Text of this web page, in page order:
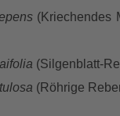
(Kriechendes
(Silgenblatt-
(Röhrige